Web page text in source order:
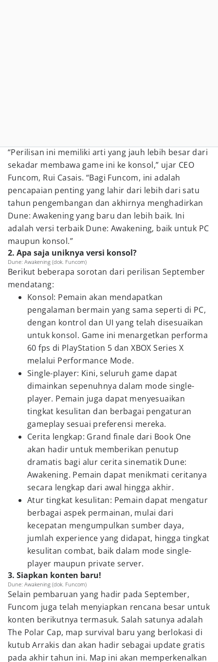
“Perilisan ini memiliki arti yang jauh lebih besar dari
sekadar membawa game ini ke konsol,” ujar CEO
Funcom, Rui Casais. “Bagi Funcom, ini adalah
pencapaian penting yang lahir dari lebih dari satu
tahun pengembangan dan akhirnya menghadirkan
Dune: Awakening yang baru dan lebih baik. Ini
adalah versi terbaik Dune: Awakening, baik untuk PC
maupun konsol.”
2. Apa saja uniknya versi konsol?
Dune: Awakening (dok. Funcom)
Berikut beberapa sorotan dari perilisan September
mendatang:
Konsol: Pemain akan mendapatkan
pengalaman bermain yang sama seperti di PC,
dengan kontrol dan UI yang telah disesuaikan
untuk konsol. Game ini menargetkan performa
60 fps di PlayStation 5 dan XBOX Series X
melalui Performance Mode.
Single-player: Kini, seluruh game dapat
dimainkan sepenuhnya dalam mode single-
player. Pemain juga dapat menyesuaikan
tingkat kesulitan dan berbagai pengaturan
gameplay sesuai preferensi mereka.
Cerita lengkap: Grand finale dari Book One
akan hadir untuk memberikan penutup
dramatis bagi alur cerita sinematik Dune:
Awakening. Pemain dapat menikmati ceritanya
secara lengkap dari awal hingga akhir.
Atur tingkat kesulitan: Pemain dapat mengatur
berbagai aspek permainan, mulai dari
kecepatan mengumpulkan sumber daya,
jumlah experience yang didapat, hingga tingkat
kesulitan combat, baik dalam mode single-
player maupun private server.
3. Siapkan konten baru!
Dune: Awakening (dok. Funcom)
Selain pembaruan yang hadir pada September,
Funcom juga telah menyiapkan rencana besar untuk
konten berikutnya termasuk. Salah satunya adalah
The Polar Cap, map survival baru yang berlokasi di
kutub Arrakis dan akan hadir sebagai update gratis
pada akhir tahun ini. Map ini akan memperkenalkan